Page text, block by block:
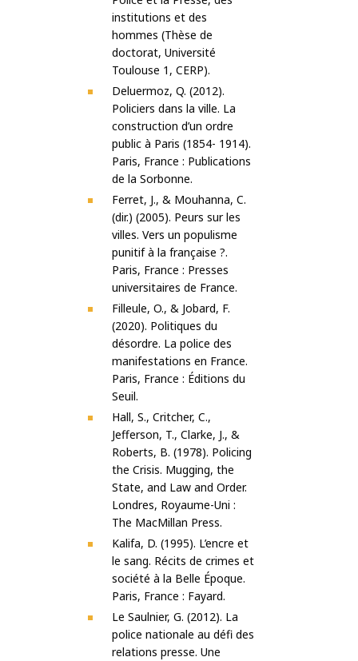
institutions et des
hommes (Thèse de
doctorat, Université
Toulouse 1, CERP).
Deluermoz, Q. (2012).
Policiers dans la ville. La
construction d’un ordre
public à Paris (1854- 1914).
Paris, France : Publications
de la Sorbonne.
Ferret, J., & Mouhanna, C.
(dir.) (2005). Peurs sur les
villes. Vers un populisme
punitif à la française ?.
Paris, France : Presses
universitaires de France.
Filleule, O., & Jobard, F.
(2020). Politiques du
désordre. La police des
manifestations en France.
Paris, France : Éditions du
Seuil.
Hall, S., Critcher, C.,
Jefferson, T., Clarke, J., &
Roberts, B. (1978). Policing
the Crisis. Mugging, the
State, and Law and Order.
Londres, Royaume-Uni :
The MacMillan Press.
Kalifa, D. (1995). L’encre et
le sang. Récits de crimes et
société à la Belle Époque.
Paris, France : Fayard.
Le Saulnier, G. (2012). La
police nationale au défi des
relations presse. Une